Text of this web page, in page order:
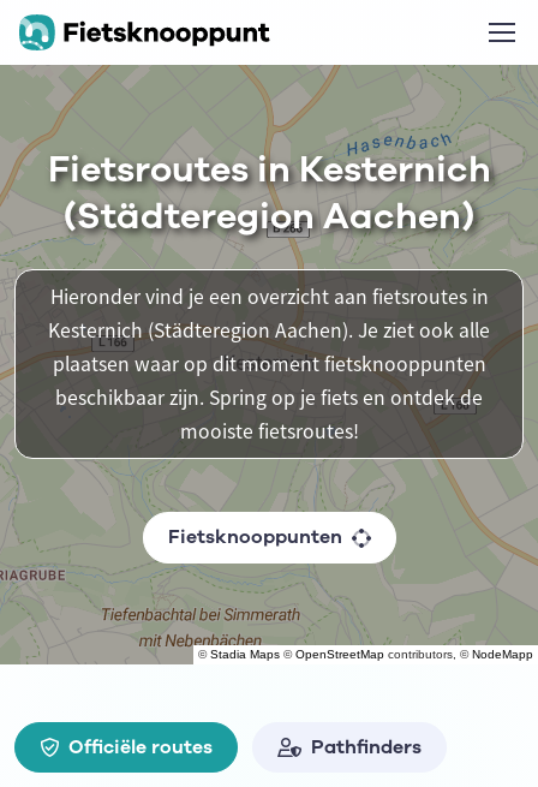
©Stadia Maps ©OpenStreetMap contributors, ©NodeMapp
Fietsroutes in Kesternich
(Städteregion Aachen)
Hieronder vind je een overzicht aan fietsroutes in
Kesternich (Städteregion Aachen). Je ziet ook alle
plaatsen waar op dit moment fietsknooppunten
beschikbaar zijn. Spring op je fiets en ontdek de
mooiste fietsroutes!
Fietsknooppunten
Officiële routes Pathfinders